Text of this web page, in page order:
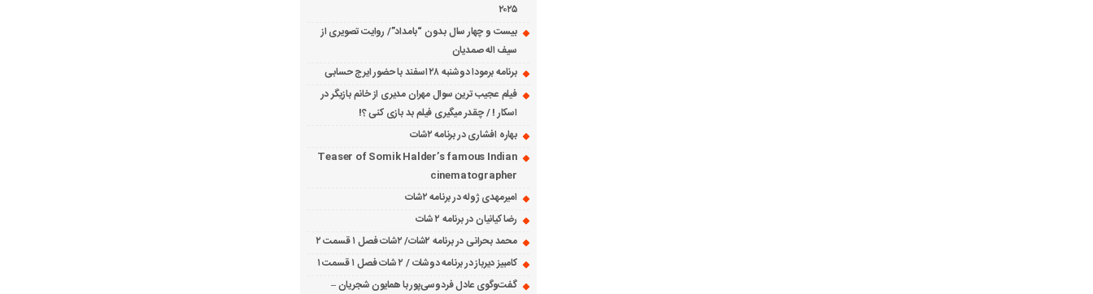
۲۰۲۵
بیست و چهار سال بدون “بامداد”/ روایت تصویری از
سیف اله صمدیان
برنامه برمودا دوشنبه ۲۸ اسفند با حضور ایرج حسابی
فیلم عجیب ترین سوال مهران مدیری از خانم بازیگر در
اسکار ! / چقدر میگیری فیلم بد بازی کنی ؟!
بهاره افشاری در برنامه ۲شات
Teaser of Somik Halder’s famous Indian
cinematographer
امیرمهدی ژوله در برنامه ۲شات
رضا کیانیان در برنامه ۲ شات
محمد بحرانی در برنامه ۲شات/ ۲شات فصل ۱ قسمت ۲
کامبیز دیرباز در برنامه دوشات / ۲ شات فصل ۱ قسمت ۱
گفت‌وگوی عادل فردوسی‌پور با همایون شجریان –